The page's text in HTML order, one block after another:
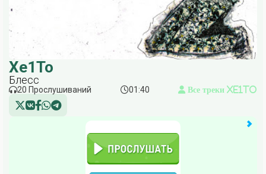
Xe1To
Блесс
20 Прослушиваний 01:40 Все треки Xe1To